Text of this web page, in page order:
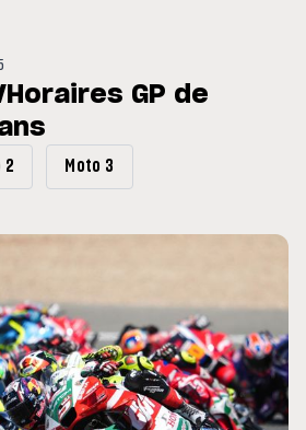
retour en septembre
GP de
2 Moto 3